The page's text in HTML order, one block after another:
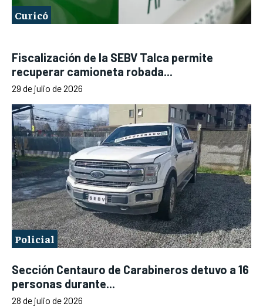
Curicó
Fiscalización de la SEBV Talca permite
recuperar camioneta robada...
29 de julio de 2026
Policial
Sección Centauro de Carabineros detuvo a 16
personas durante...
28 de julio de 2026